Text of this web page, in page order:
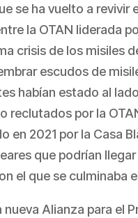
se ha vuelto a
la OTAN liderada
crisis de los misiles
escudos de
habían estado al
reclutados por la
en 2021 por la Casa
que podrían
el que se culminaba
nueva Alianza para el